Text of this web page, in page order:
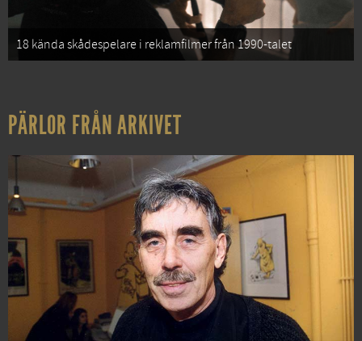
18 kända skådespelare i reklamfilmer från 1990-talet
PÄRLOR FRÅN ARKIVET